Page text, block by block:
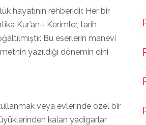
hayatının rehberidir. Her bir
Kur’an-ı Kerimler, tarih
Bu eserlerin manevi
yazıldığı dönemin dini
veya evlerinde özel bir
kalan yadigarlar